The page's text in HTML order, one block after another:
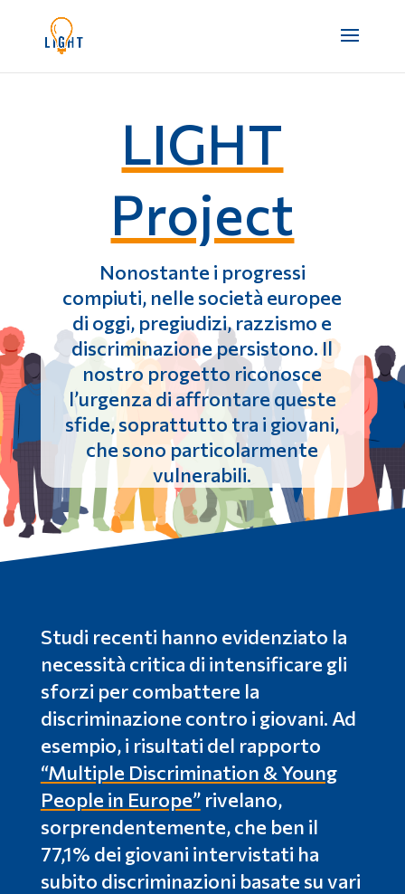
LIGHT
Project
Nonostante i progressi
compiuti, nelle società europee
di oggi, pregiudizi, razzismo e
discriminazione persistono. Il
nostro progetto riconosce
l’urgenza di affrontare queste
sfide, soprattutto tra i giovani,
che sono particolarmente
vulnerabili.
Studi recenti hanno evidenziato la
necessità critica di intensificare gli
sforzi per combattere la
discriminazione contro i giovani. Ad
esempio, i risultati del rapporto
“Multiple Discrimination & Young
People in Europe”rivelano,
sorprendentemente, che ben il
77,1% dei giovani intervistati ha
subito discriminazioni basate su vari